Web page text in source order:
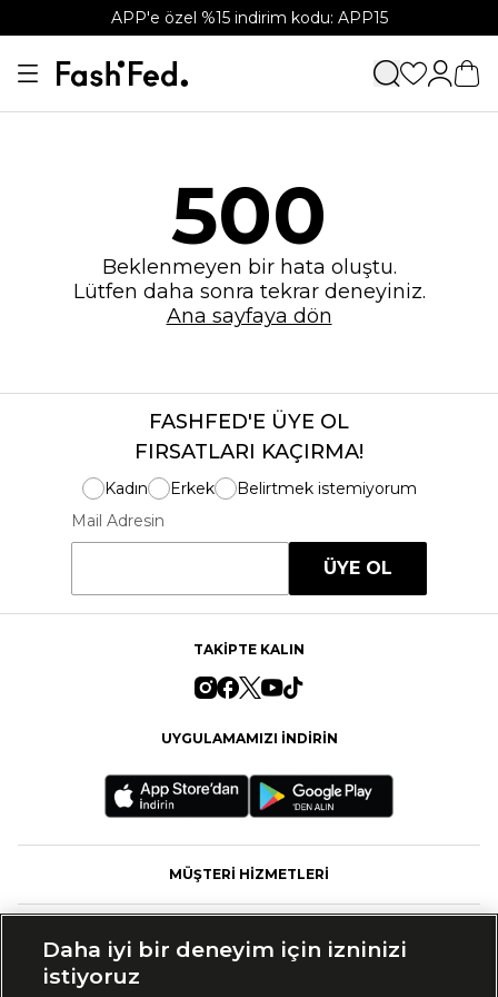
APP'e özel %15 indirim kodu: APP15
500
Beklenmeyen bir hata oluştu.
Lütfen daha sonra tekrar deneyiniz.
Ana sayfaya dön
FASHFED'E ÜYE OL
FIRSATLARI KAÇIRMA!
Kadın Erkek
Belirtmek istemiyorum
Mail Adresin
ÜYE OL
TAKİPTE KALIN
UYGULAMAMIZI İNDİRİN
MÜŞTERİ HİZMETLERİ
Daha iyi bir deneyim için izninizi
istiyoruz